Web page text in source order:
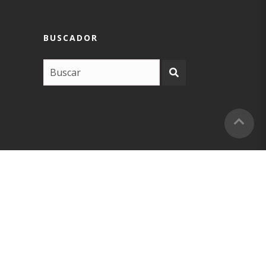
BUSCADOR